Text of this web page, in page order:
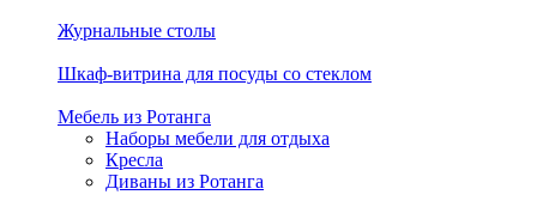
Журнальные столы
Шкаф-витрина для посуды со стеклом
Мебель из Ротанга
Наборы мебели для отдыха
Кресла
Диваны из Ротанга